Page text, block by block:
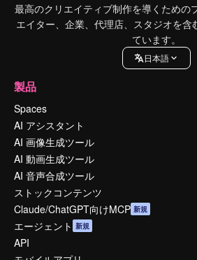
最高のクリエイティブ制作を導くための
エイター、企業、代理店、スタジオを含
ています。
日本語
製品
Spaces
AI アシスタント
AI 画像生成ツール
AI 動画生成ツール
AI 音声合成ツール
ストックコンテンツ
Claude/ChatGPT向けMCP 新規
エージェント 新規
API